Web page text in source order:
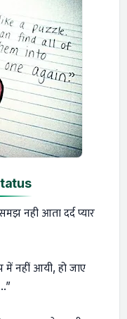
नही आता दर्द प्यार
नहीं आयी, हो जाए